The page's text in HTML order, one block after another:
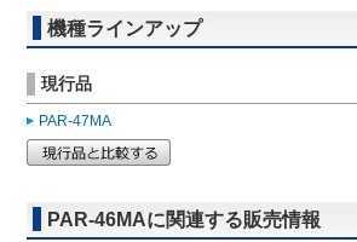
機種ラインアップ
現行品
PAR-47MA
PAR-46MAに関連する販売情報